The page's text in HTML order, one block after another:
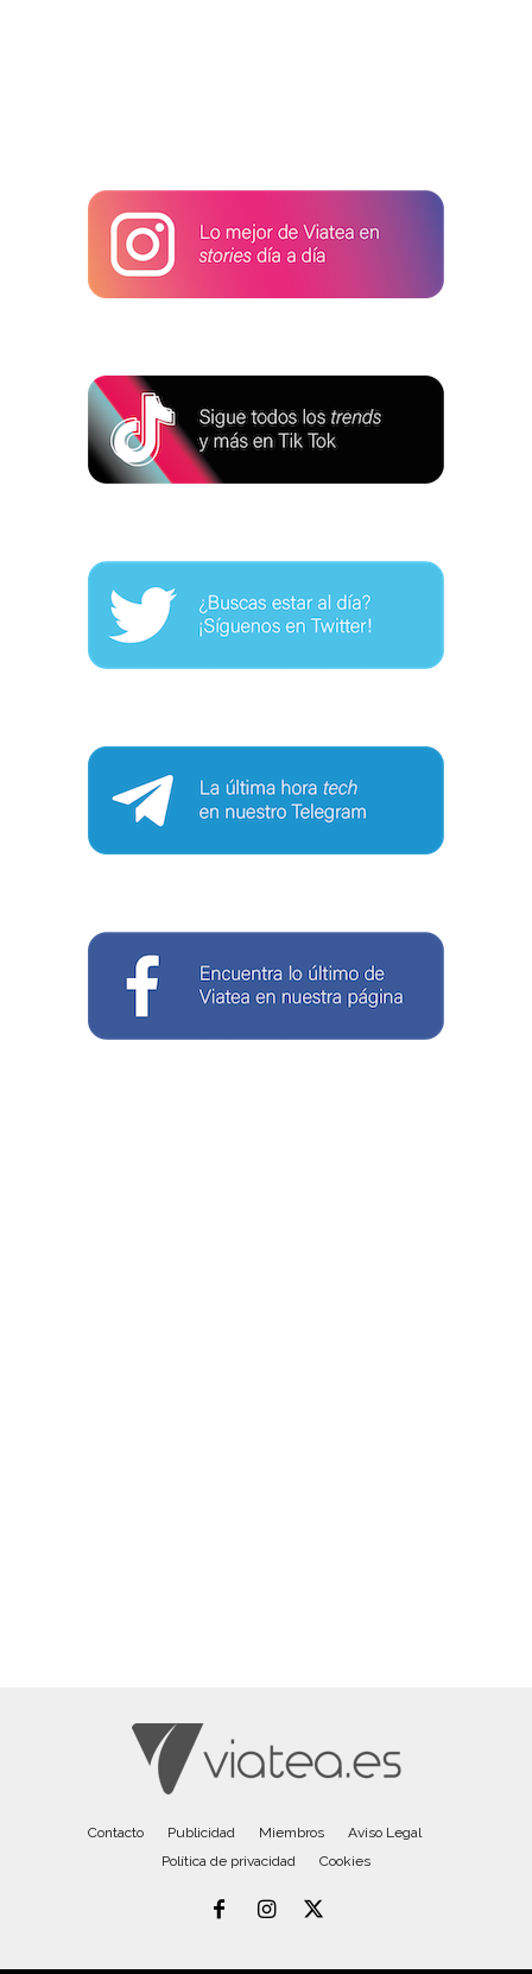
Contacto Publicidad Miembros
Aviso Legal
Política de privacidad
Cookies